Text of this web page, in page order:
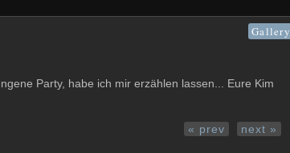
Gallery
Party, habe ich mir erzählen lassen... Eure Kim
« prev next »